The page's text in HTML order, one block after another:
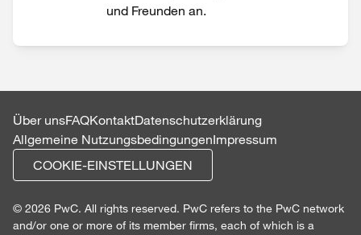
und Freunden an.
Über unsFAQKontaktDatenschutzerklärung
Allgemeine NutzungsbedingungenImpressum
COOKIE-EINSTELLUNGEN
© 2026 PwC. All rights reserved. PwC refers to the PwC network
and/or one or more of its member firms, each of which is a